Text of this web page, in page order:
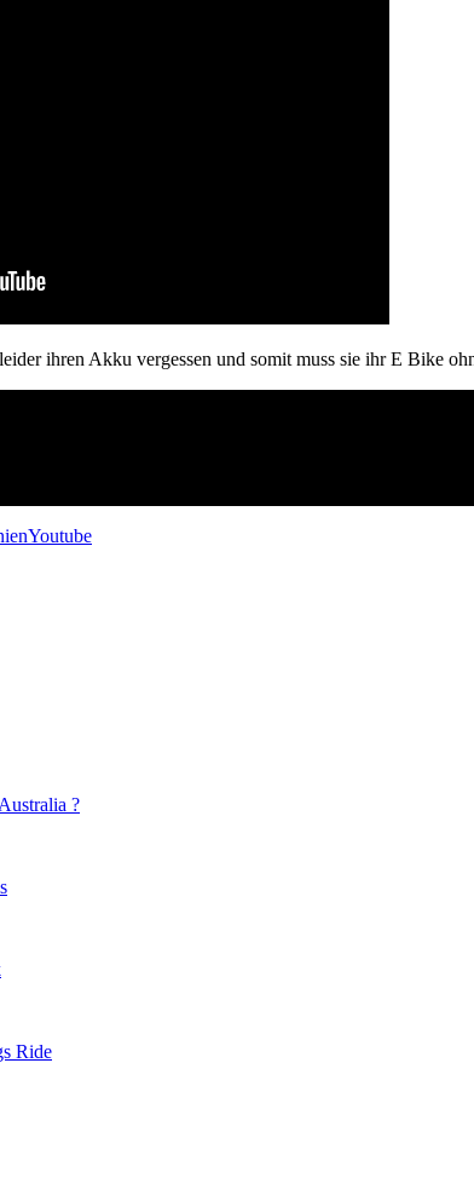
ihren Akku vergessen und somit muss sie ihr E Bike
Youtube
?
Ride